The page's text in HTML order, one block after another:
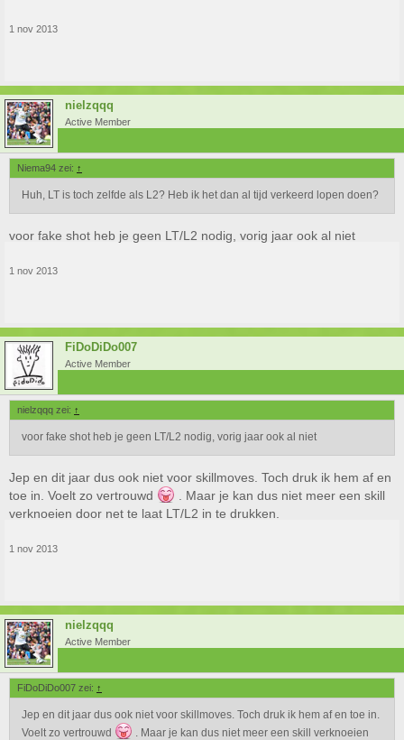
1 nov 2013
nielzqqq
Active Member
Niema94 zei: ↑
Huh, LT is toch zelfde als L2? Heb ik het dan al tijd verkeerd lopen doen?
voor fake shot heb je geen LT/L2 nodig, vorig jaar ook al niet
1 nov 2013
FiDoDiDo007
Active Member
nielzqqq zei: ↑
voor fake shot heb je geen LT/L2 nodig, vorig jaar ook al niet
Jep en dit jaar dus ook niet voor skillmoves. Toch druk ik hem af en
toe in. Voelt zo vertrouwd
. Maar je kan dus niet meer een skill
verknoeien door net te laat LT/L2 in te drukken.
1 nov 2013
nielzqqq
Active Member
FiDoDiDo007 zei: ↑
Jep en dit jaar dus ook niet voor skillmoves. Toch druk ik hem af en toe in.
Voelt zo vertrouwd
. Maar je kan dus niet meer een skill verknoeien